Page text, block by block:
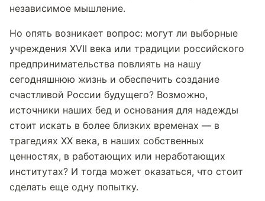
независимое мышление.
Но опять возникает вопрос: могут ли выборные
учреждения XVII века или традиции российского
предпринимательства повлиять на нашу
сегодняшнюю жизнь и обеспечить создание
счастливой России будущего? Возможно,
источники наших бед и основания для надежды
стоит искать в более близких временах — в
трагедиях ХХ века, в наших собственных
ценностях, в работающих или неработающих
институтах? И тогда может оказаться, что стоит
сделать еще одну попытку.